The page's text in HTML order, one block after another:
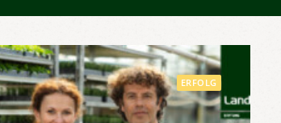
ERFOLG